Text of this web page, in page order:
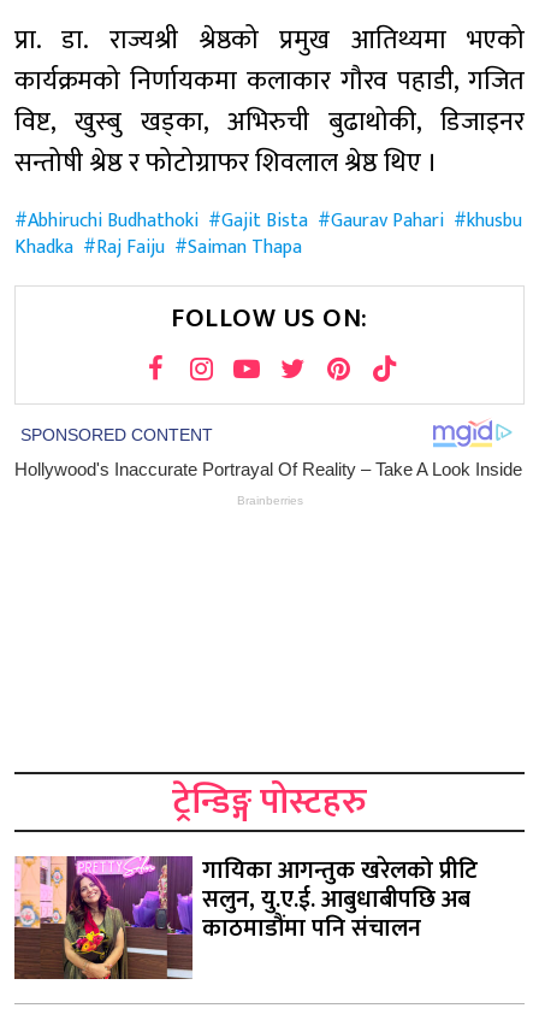
प्रा. डा. राज्यश्री श्रेष्ठको प्रमुख आतिथ्यमा भएको
कार्यक्रमको निर्णायकमा कलाकार गौरव पहाडी, गजित
विष्ट, खुस्बु खड्का, अभिरुची बुढाथोकी, डिजाइनर
सन्तोषी श्रेष्ठ र फोटोग्राफर शिवलाल श्रेष्ठ थिए ।
Abhiruchi Budhathoki Gajit Bista Gaurav Pahari
khusbu
Khadka
Raj Faiju Saiman Thapa
FOLLOW US ON:
ट्रेन्डिङ्ग पोस्टहरु
गायिका आगन्तुक खरेलको प्रीटि
सलुन, यु.ए.ई. आबुधाबीपछि अब
काठमाडौंमा पनि संचालन